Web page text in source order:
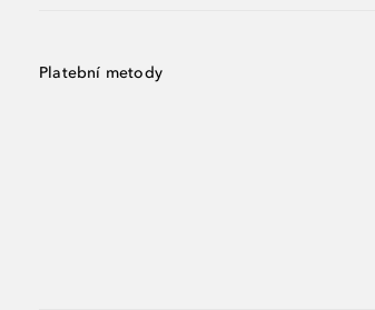
Platební metody